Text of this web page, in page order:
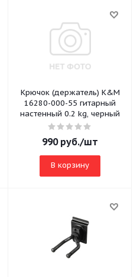
Крючок (держатель) K&M
16280-000-55 гитарный
настенный 0.2 kg, черный
990руб./шт
В корзину